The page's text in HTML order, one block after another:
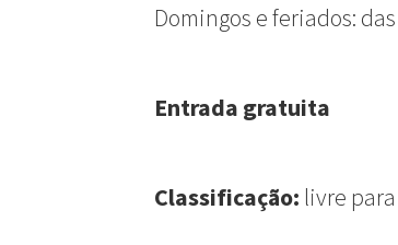
Domingos e feriados:
Entrada gratuita
Classificação: livre